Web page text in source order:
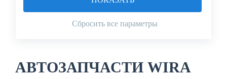
Сбросить все параметры
АВТОЗАПЧАСТИ WIRA